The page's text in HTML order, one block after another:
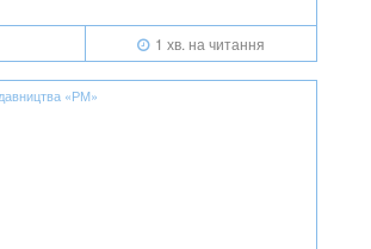
1 хв. на читання